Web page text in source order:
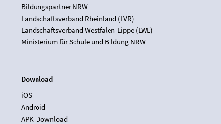
Bildungspartner NRW
Landschaftsverband Rheinland (LVR)
Landschaftsverband Westfalen-Lippe (LWL)
Ministerium für Schule und Bildung NRW
Download
iOS
Android
APK-Download